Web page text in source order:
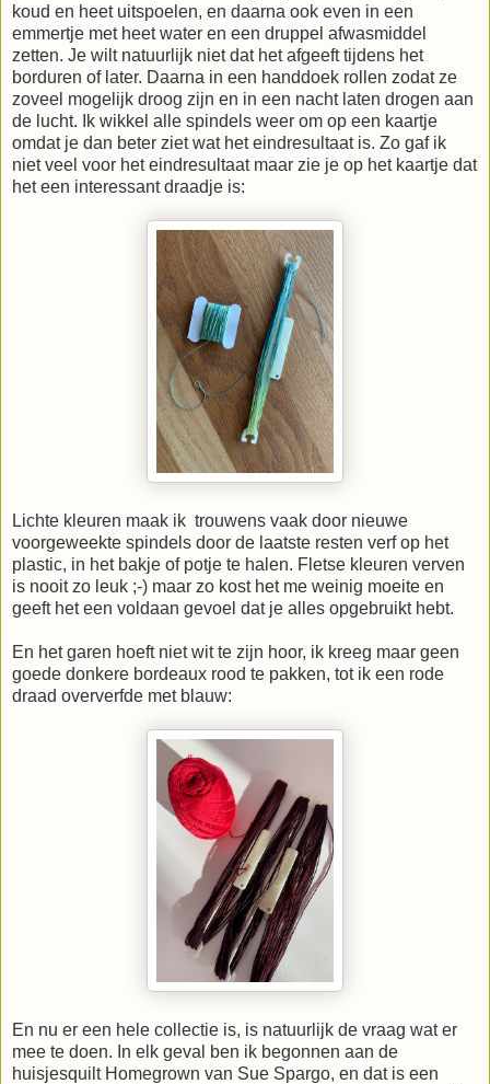
koud en heet uitspoelen, en daarna ook even in een
emmertje met heet water en een druppel afwasmiddel
zetten. Je wilt natuurlijk niet dat het afgeeft tijdens het
borduren of later. Daarna in een handdoek rollen zodat ze
zoveel mogelijk droog zijn en in een nacht laten drogen aan
de lucht. Ik wikkel alle spindels weer om op een kaartje
omdat je dan beter ziet wat het eindresultaat is. Zo gaf ik
niet veel voor het eindresultaat maar zie je op het kaartje dat
het een interessant draadje is:
Lichte kleuren maak ik trouwens vaak door nieuwe
voorgeweekte spindels door de laatste resten verf op het
plastic, in het bakje of potje te halen. Fletse kleuren verven
is nooit zo leuk ;-) maar zo kost het me weinig moeite en
geeft het een voldaan gevoel dat je alles opgebruikt hebt.
En het garen hoeft niet wit te zijn hoor, ik kreeg maar geen
goede donkere bordeaux rood te pakken, tot ik een rode
draad oververfde met blauw:
En nu er een hele collectie is, is natuurlijk de vraag wat er
mee te doen. In elk geval ben ik begonnen aan de
huisjesquilt Homegrown van Sue Spargo, en dat is een